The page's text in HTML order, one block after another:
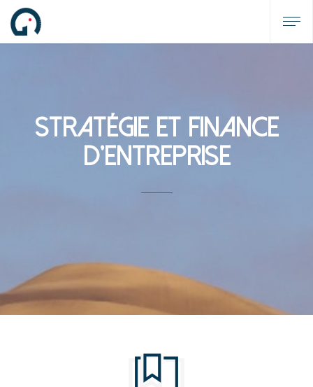
Stratégie et Finance
d'Entreprise